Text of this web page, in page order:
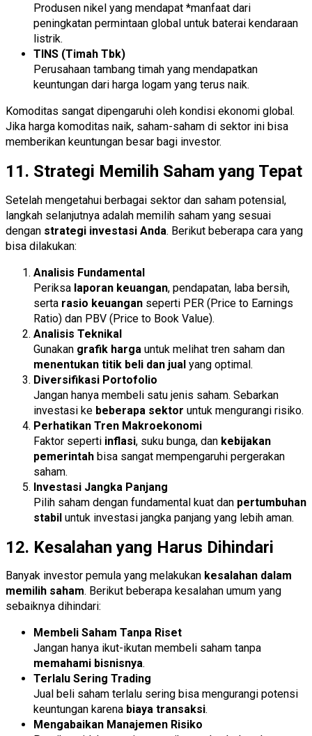
Produsen nikel yang mendapat *manfaat dari
peningkatan permintaan global untuk baterai kendaraan
listrik.
TINS (Timah Tbk)
Perusahaan tambang timah yang mendapatkan
keuntungan dari harga logam yang terus naik.
Komoditas sangat dipengaruhi oleh kondisi ekonomi global.
Jika harga komoditas naik, saham-saham di sektor ini bisa
memberikan keuntungan besar bagi investor.
11. Strategi Memilih Saham yang Tepat
Setelah mengetahui berbagai sektor dan saham potensial,
langkah selanjutnya adalah memilih saham yang sesuai
dengan strategi investasi Anda. Berikut beberapa cara yang
bisa dilakukan:
Analisis Fundamental
Periksa laporan keuangan, pendapatan, laba bersih,
serta rasio keuangan seperti PER (Price to Earnings
Ratio) dan PBV (Price to Book Value).
Analisis Teknikal
Gunakan grafik harga untuk melihat tren saham dan
menentukan titik beli dan jual yang optimal.
Diversifikasi Portofolio
Jangan hanya membeli satu jenis saham. Sebarkan
investasi ke beberapa sektor untuk mengurangi risiko.
Perhatikan Tren Makroekonomi
Faktor seperti inflasi, suku bunga, dan kebijakan
pemerintah bisa sangat mempengaruhi pergerakan
saham.
Investasi Jangka Panjang
Pilih saham dengan fundamental kuat dan pertumbuhan
stabil untuk investasi jangka panjang yang lebih aman.
12. Kesalahan yang Harus Dihindari
Banyak investor pemula yang melakukan kesalahan dalam
memilih saham. Berikut beberapa kesalahan umum yang
sebaiknya dihindari:
Membeli Saham Tanpa Riset
Jangan hanya ikut-ikutan membeli saham tanpa
memahami bisnisnya.
Terlalu Sering Trading
Jual beli saham terlalu sering bisa mengurangi potensi
keuntungan karena biaya transaksi.
Mengabaikan Manajemen Risiko